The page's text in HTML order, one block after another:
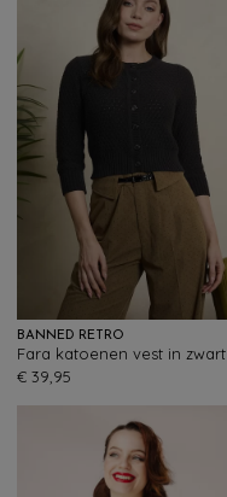
BANNED RETRO
Fara katoenen vest in zwart
€ 39,95